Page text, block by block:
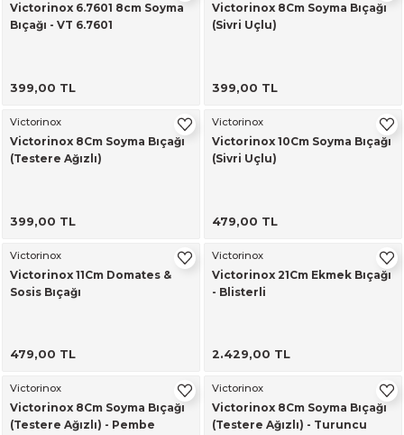
Victorinox 6.7601 8cm Soyma
Bıçağı - VT 6.7601
399,00 TL
Victorinox 8Cm Soyma Bıçağı
(Sivri Uçlu)
399,00 TL
Victorinox
Victorinox 8Cm Soyma Bıçağı
(Testere Ağızlı)
399,00 TL
Victorinox
Victorinox 10Cm Soyma Bıçağı
(Sivri Uçlu)
479,00 TL
Victorinox
Victorinox 11Cm Domates &
Sosis Bıçağı
479,00 TL
Victorinox
Victorinox 21Cm Ekmek Bıçağı
- Blisterli
2.429,00 TL
Victorinox
Victorinox 8Cm Soyma Bıçağı
(Testere Ağızlı) - Pembe
Victorinox
Victorinox 8Cm Soyma Bıçağı
(Testere Ağızlı) - Turuncu